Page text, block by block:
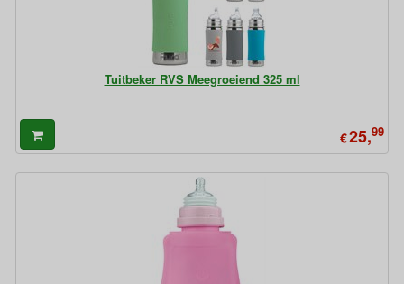
Tuitbeker RVS Meegroeiend 325 ml
€25,99